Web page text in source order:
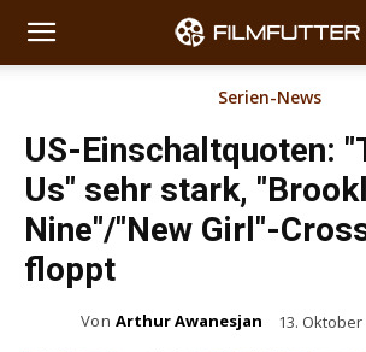
Serien-News
US-Einschaltquoten:
Us" sehr stark,
Nine"/"New Girl"-
floppt
Von Arthur Awanesjan 13. Oktober